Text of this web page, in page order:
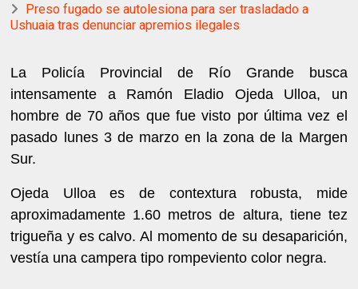
Preso fugado se autolesiona para ser trasladado a
Ushuaia tras denunciar apremios ilegales
La Policía Provincial de Río Grande busca
intensamente a Ramón Eladio Ojeda Ulloa, un
hombre de 70 años que fue visto por última vez el
pasado lunes 3 de marzo en la zona de la Margen
Sur.
Ojeda Ulloa es de contextura robusta, mide
aproximadamente 1.60 metros de altura, tiene tez
trigueña y es calvo. Al momento de su desaparición,
vestía una campera tipo rompeviento color negra.